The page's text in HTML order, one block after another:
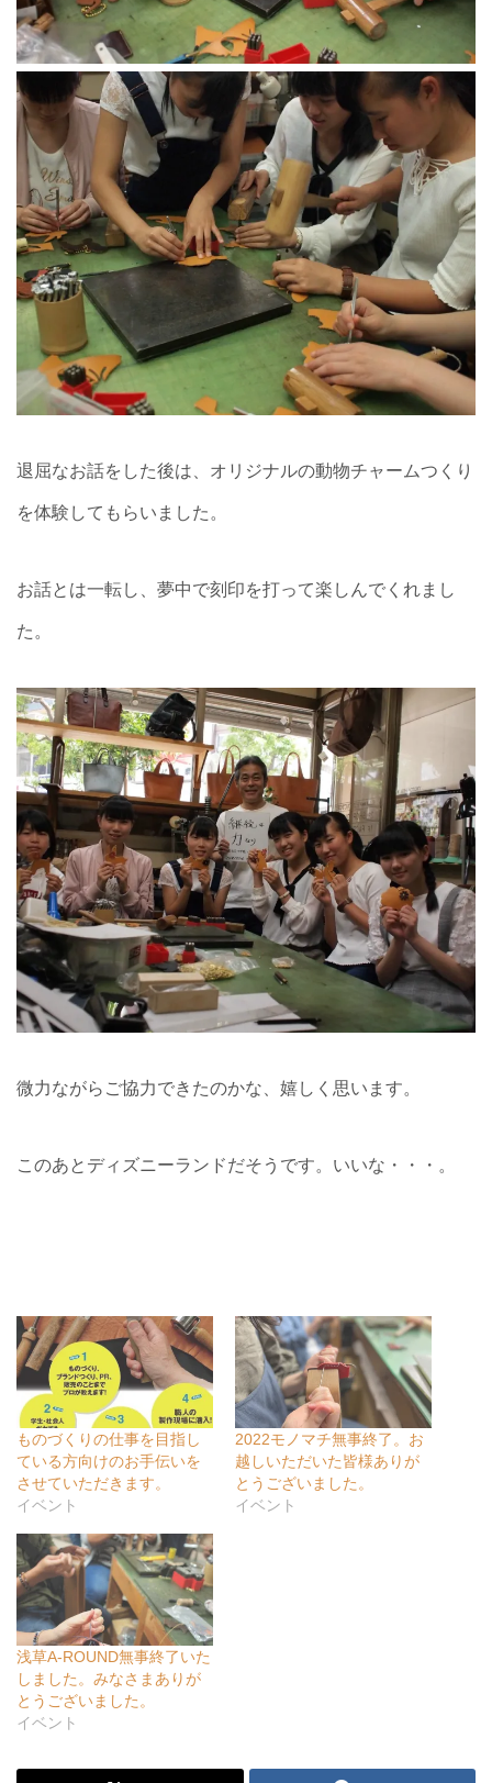
退屈なお話をした後は、オリジナルの動物チャームつくり
を体験してもらいました。
お話とは一転し、夢中で刻印を打って楽しんでくれまし
た。
微力ながらご協力できたのかな、嬉しく思います。
このあとディズニーランドだそうです。いいな・・・。
ものづくりの仕事を目指し
ている方向けのお手伝いを
させていただきます。
イベント
2022モノマチ無事終了。お
越しいただいた皆様ありが
とうございました。
イベント
浅草A-ROUND無事終了いた
しました。みなさまありが
とうございました。
イベント